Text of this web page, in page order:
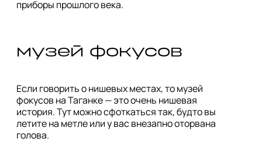
приборы прошлого века.
музей фокусов
Если говорить о нишевых местах, то музей
фокусов на Таганке — это очень нишевая
история. Тут можно сфоткаться так, будто вы
летите на метле или у вас внезапно оторвана
голова.